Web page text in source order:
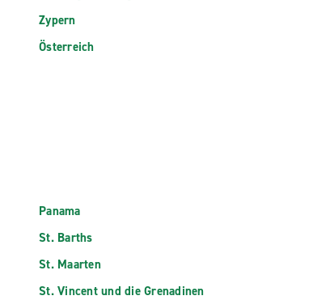
Zypern
Österreich
Panama
St. Barths
St. Maarten
St. Vincent und die Grenadinen